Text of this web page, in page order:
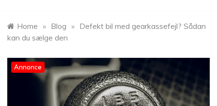
Home » Blog » Defekt bil med gearkassefejl? Sådan
kan du sælge den
Annonce